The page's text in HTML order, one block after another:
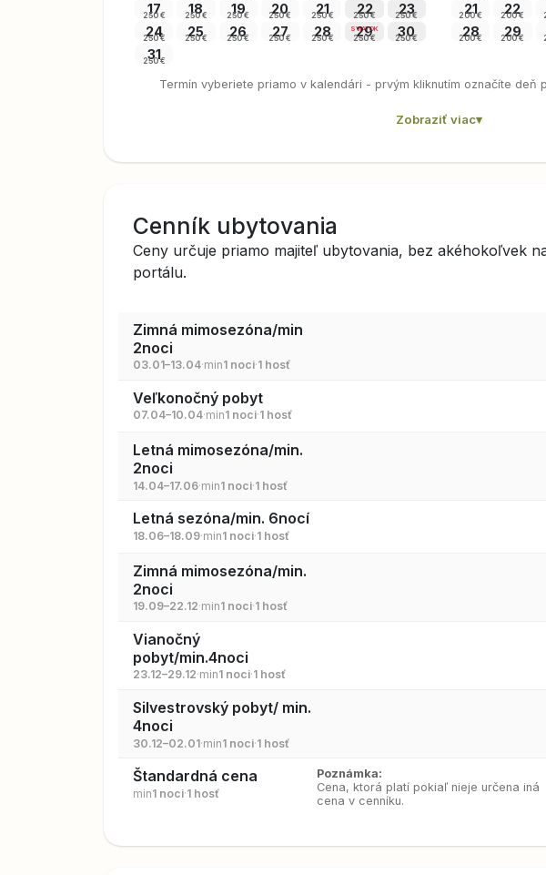
17
250 € 18
250 € 19
250 € 20
250 € 21
250 € 22
250 € 23
250 €
24
250 € 25
250 € 26
250 € 27
250 € 28
250 €
SVIATOK
29
250 € 30
250 €
31
250 €
21
200 € 22
200 €
28
200 € 29
200 €
Termín vyberiete priamo v kalendári - prvým kliknutím označíte deň
Zobraziť viac▾
Cenník ubytovania
Ceny určuje priamo majiteľ ubytovania, bez akéhokoľvek
portálu.
Zimná mimosezóna/min
2noci
03.01–13.04·min1 noci·1 hosť
Veľkonočný pobyt
07.04–10.04·min1 noci·1 hosť
Letná mimosezóna/min.
2noci
14.04–17.06·min1 noci·1 hosť
Letná sezóna/min. 6nocí
18.06–18.09·min1 noci·1 hosť
Zimná mimosezóna/min.
2noci
19.09–22.12·min1 noci·1 hosť
Vianočný
pobyt/min.4noci
23.12–29.12·min1 noci·1 hosť
Silvestrovský pobyt/ min.
4noci
30.12–02.01·min1 noci·1 hosť
Štandardná cena
min1 noci·1 hosť
Poznámka:
Cena, ktorá platí pokiaľ nieje určena iná
cena v cenníku.